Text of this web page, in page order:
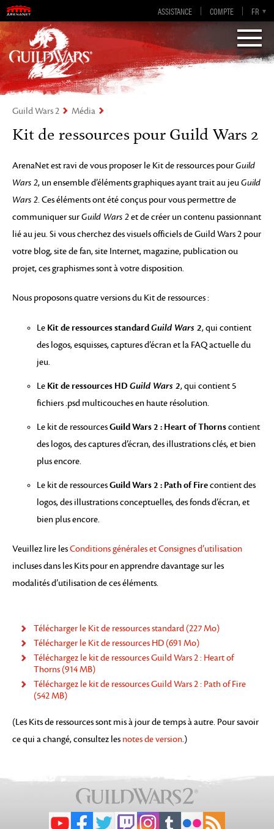
ASSISTANCE COMPTE FR
EN
DE
ES
EN-GB
Visions of Eternity
Guild Wars 2
Guild Wars 2 Média
Kit de ressources pour Guild Wars 2
ArenaNet est ravi de vous proposer le Kit de ressources pourGuild
Wars 2, un ensemble d’éléments graphiques ayant trait au jeuGuild
Wars 2. Ces éléments ont été conçus pour vous permettre de
communiquer surGuild Wars 2et de créer un contenu passionnant
lié au jeu. Si vous cherchez des visuels officiels de Guild Wars 2 pour
votre blog, site de fan, site Internet, magazine, publication ou
projet, ces graphismes sont à votre disposition.
Nous proposons quatre versions du Kit de ressources :
Le Kit de ressources standardGuild Wars 2, qui contient
des logos, esquisses, captures d’écran et la FAQ actuelle du
jeu.
Le Kit de ressources HD Guild Wars 2, qui contient 5
fichiers .psd multicouches en haute résolution.
Le kit de ressourcesGuild Wars 2 : Heart of Thornscontient
des logos, des captures d’écran, des illustrations clés, et bien
plus encore.
Le kit de ressourcesGuild Wars 2 : Path of Firecontient des
logos, des illustrations conceptuelles, des fonds d’écran, et
bien plus encore.
Veuillez lire lesConditions générales et Consignes d’utilisation
incluses dans les Kits pour en apprendre davantage sur les
modalités d’utilisation de ces éléments.
Télécharger le Kit de ressources standard (227 Mo)
Télécharger le Kit de ressources HD (691 Mo)
Téléchargez le kit de ressources Guild Wars 2 : Heart of
Thorns (914 MB)
Téléchargez le kit de ressources Guild Wars 2 : Path of Fire
(542 MB)
(Les Kits de ressources sont mis à jour de temps à autre. Pour savoir
ce qui a changé, consultez les notes de version.)